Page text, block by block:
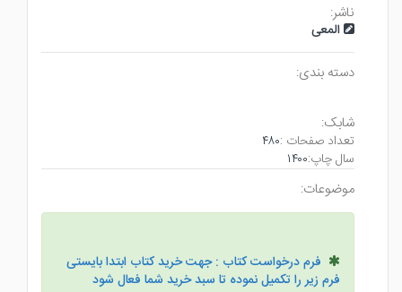
ناشر:
المعی
دسته بندی:
شابک:
تعداد صفحات :۴۸۰
سال چاپ:۱۴۰۰
موضوعات:
فرم درخواست کتاب : جهت خرید کتاب ابتدا بایستی
فرم زیر را تکمیل نموده تا سبد خرید شما فعال شود